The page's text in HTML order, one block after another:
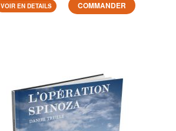
VOIR EN DETAILS COMMANDER